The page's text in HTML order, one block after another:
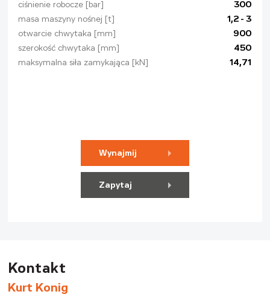
ciśnienie robocze [bar]
300
masa maszyny nośnej [t]
1,2 - 3
otwarcie chwytaka [mm]
900
szerokość chwytaka [mm]
450
maksymalna siła zamykająca [kN]
14,71
Wynajmij
Zapytaj
Kontakt
Kurt Konig